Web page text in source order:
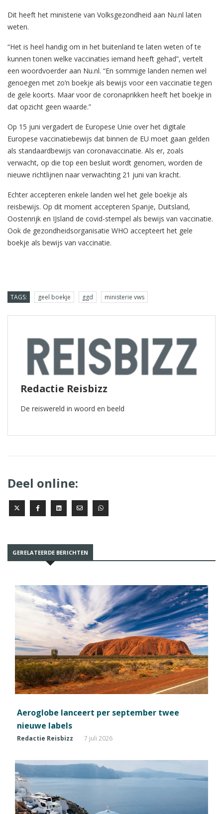
Dit heeft het ministerie van Volksgezondheid aan Nu.nl laten
weten.
“Het is heel handig om in het buitenland te laten weten of te
kunnen tonen welke vaccinaties iemand heeft gehad”, vertelt
een woordvoerder aan Nu.nl. “En sommige landen nemen wel
genoegen met zo’n boekje als bewijs voor een vaccinatie tegen
de gele koorts. Maar voor de coronaprikken heeft het boekje in
dat opzicht geen waarde.”
Op 15 juni vergadert de Europese Unie over het digitale
Europese vaccinatiebewijs dat binnen de EU moet gaan gelden
als standaardbewijs van coronavaccinatie. Als er, zoals
verwacht, op die top een besluit wordt genomen, worden de
nieuwe richtlijnen naar verwachting 21 juni van kracht.
Echter accepteren enkele landen wel het gele boekje als
reisbewijs. Op dit moment accepteren Spanje, Duitsland,
Oostenrijk en IJsland de covid-stempel als bewijs van vaccinatie.
Ook de gezondheidsorganisatie WHO accepteert het gele
boekje als bewijs van vaccinatie.
TAGS: geel boekje ggd ministerie vws
Redactie Reisbizz
De reiswereld in woord en beeld
Deel online:
GERELATEERDE BERICHTEN
Aeroglobe lanceert per september twee
nieuwe labels
Redactie Reisbizz 7 juli 2026